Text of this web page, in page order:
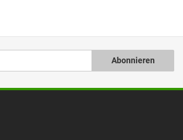
Abonnieren